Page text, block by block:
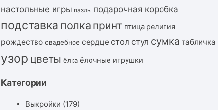
настольные игры пазлы подарочная коробка
подставка полка принт птица религия
рождество свадебное сердце стол стул сумка табличка
узор цветы ёлка ёлочные игрушки
Категории
Выкройки (179)